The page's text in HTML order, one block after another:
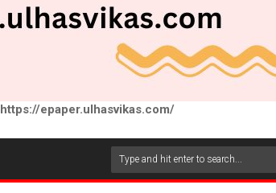
https://epaper.ulhasvikas.com/